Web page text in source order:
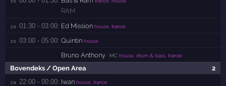
RAM
zo 01:30 - 03:00: Ed Mission house, trance
zo 03:00 - 05:00: Quintin house
Bruno Anthony · MC house, drum & bass, trance
2
Bovendeks / Open Area
za 22:00 - 00:00: Iwan house, trance